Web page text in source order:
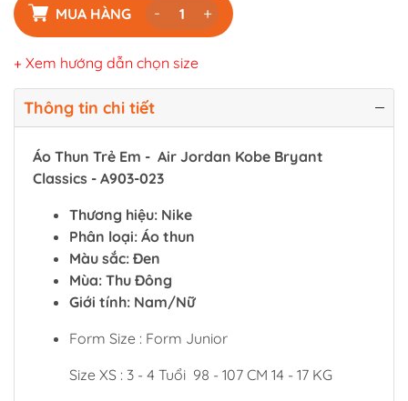
MUA HÀNG - +
+ Xem hướng dẫn chọn size
Thông tin chi tiết
Áo Thun Trẻ Em - Air Jordan Kobe Bryant
Classics - A903-023
Thương hiệu: Nike
Phân loại: Áo thun
Màu sắc: Đen
Mùa: Thu Đông
Giới tính: Nam/Nữ
Form Size : Form Junior
Size XS : 3 - 4 Tuổi 98 - 107 CM 14 - 17 KG